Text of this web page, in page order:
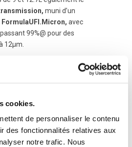
cookies.
de personnaliser le contenu
des fonctionnalités relatives aux
notre trafic. Nous
muni d’un
FormulaUFI.Micron, avec
99%@ pour des
12µm.